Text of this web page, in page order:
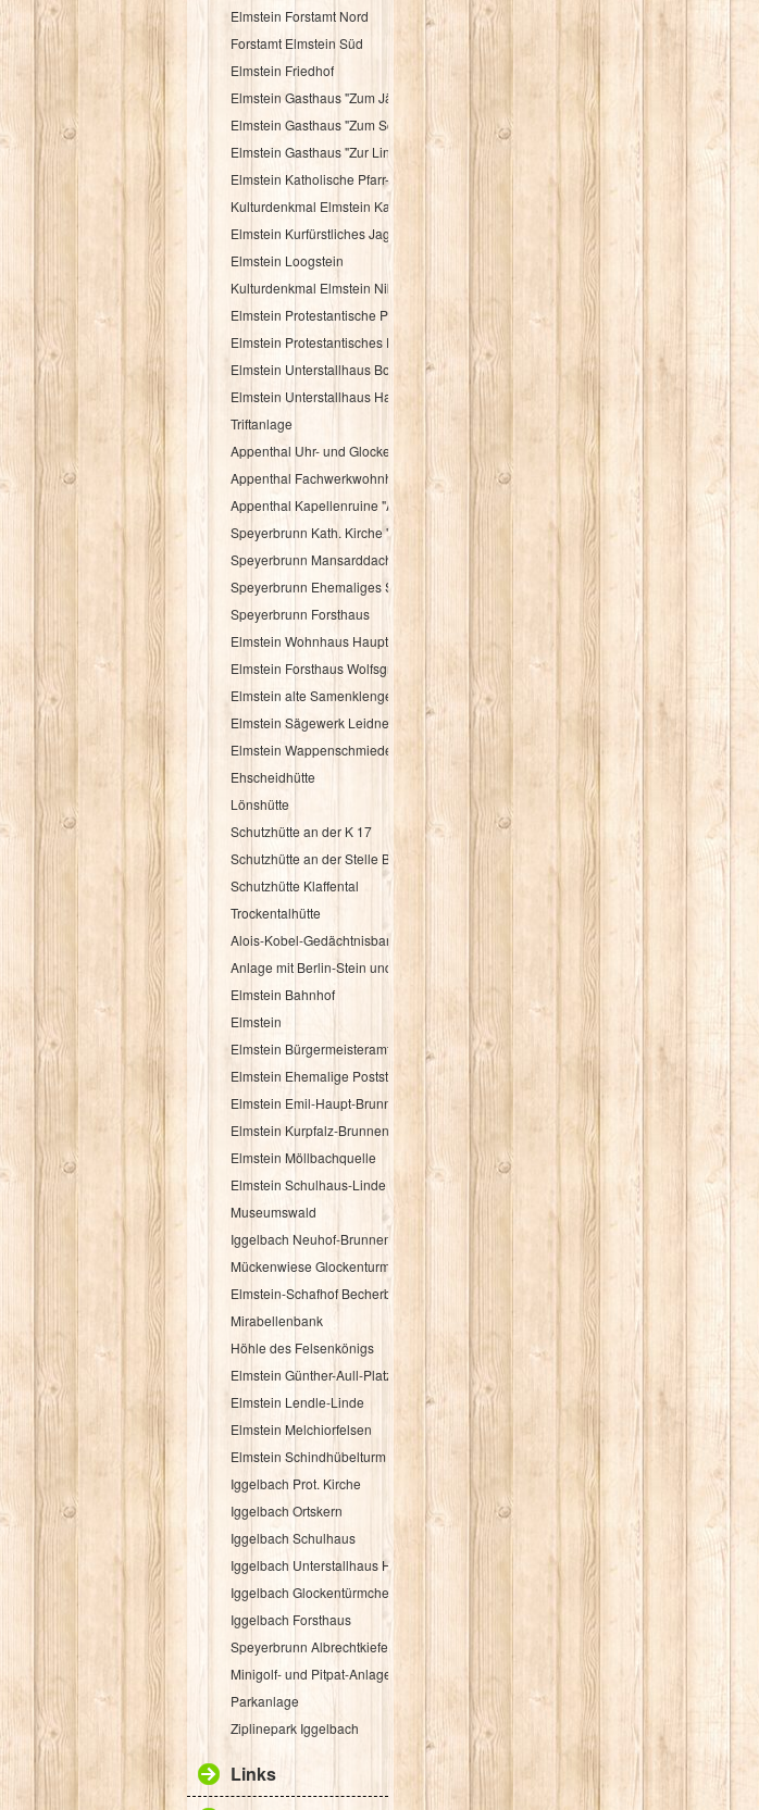
Elmstein Forstamt Nord
Forstamt Elmstein Süd
Elmstein Friedhof
Elmstein Gasthaus "Zum Jäger aus Kurpfalz"
Elmstein Gasthaus "Zum Schloßberg"
Elmstein Gasthaus "Zur Linde"
Elmstein Katholische Pfarr- und Wallfahrtskirche
Kulturdenkmal Elmstein Katholisches Pfarrhaus
Elmstein Kurfürstliches Jagdhaus
Elmstein Loogstein
Kulturdenkmal Elmstein Nibelungenheim
Elmstein Protestantische Pfarrkirche
Elmstein Protestantisches Pfarrhaus
Elmstein Unterstallhaus Bogengasse 1 und 5
Elmstein Unterstallhaus Hauptstraße 35
Triftanlage
Appenthal Uhr- und Glockentürmchen
Appenthal Fachwerkwohnhaus Talstraße 2
Appenthal Kapellenruine "Alter Turm"
Speyerbrunn Kath. Kirche "St. Wendelinus u. St. Hubertus"
Speyerbrunn Mansarddachbau
Speyerbrunn Ehemaliges Schulhaus
Speyerbrunn Forsthaus
Elmstein Wohnhaus Hauptstraße 48
Elmstein Forsthaus Wolfsgrube
Elmstein alte Samenklenge
Elmstein Sägewerk Leidner
Elmstein Wappenschmiede
Ehscheidhütte
Lönshütte
Schutzhütte an der K 17
Schutzhütte an der Stelle Brandbuche
Schutzhütte Klaffental
Trockentalhütte
Alois-Kobel-Gedächtnisbank
Anlage mit Berlin-Stein und Flurkreuz
Elmstein Bahnhof
Elmstein
Elmstein Bürgermeisteramt
Elmstein Ehemalige Poststation
Elmstein Emil-Haupt-Brunnen
Elmstein Kurpfalz-Brunnen
Elmstein Möllbachquelle
Elmstein Schulhaus-Linde
Museumswald
Iggelbach Neuhof-Brunnen
Mückenwiese Glockenturm
Elmstein-Schafhof Becherbaum
Mirabellenbank
Höhle des Felsenkönigs
Elmstein Günther-Aull-Platz
Elmstein Lendle-Linde
Elmstein Melchiorfelsen
Elmstein Schindhübelturm
Iggelbach Prot. Kirche
Iggelbach Ortskern
Iggelbach Schulhaus
Iggelbach Unterstallhaus Hübelgasse 1
Iggelbach Glockentürmchen
Iggelbach Forsthaus
Speyerbrunn Albrechtkiefer
Minigolf- und Pitpat-Anlage
Parkanlage
Ziplinepark Iggelbach
Links